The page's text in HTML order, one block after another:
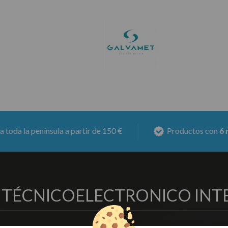
a partir de 150 € Productos con6 meses de
ELECTRONICO